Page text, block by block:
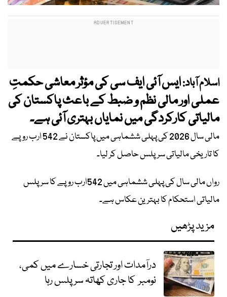
اسلام آباد:ایس آئی ایف سی کی مؤثر معاشی حکمتِ
عملی اور مالی نظم و ضبط کے باعث پاکستان کی
مالیاتی کارکردگی میں نمایاں بہتری آئی ہے۔
مالی سال 2026 کی پہلی ششماہی میں پاکستان نے 542 ارب روپے
کا تاریخی مالیاتی سرپلس حاصل کر لیا۔
رواں مالی سال کی پہلی ششماہی میں 542ارب روپے کا سرپلس
مالیاتی استحکام کا بہترین عکاس ہے۔
مزید پڑھیں
درآمدات اور تجارتی خسارے میں کمی،
نومبر کا جاری کھاتہ سرپلس رہا